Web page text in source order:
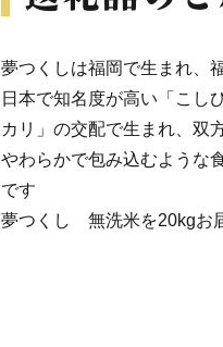
夢つくしは福岡で生まれ、
日本で知名度が高い「こし
カリ」の交配で生まれ、双
やわらかで包み込むような
です
夢つくし 無洗米を20kgお